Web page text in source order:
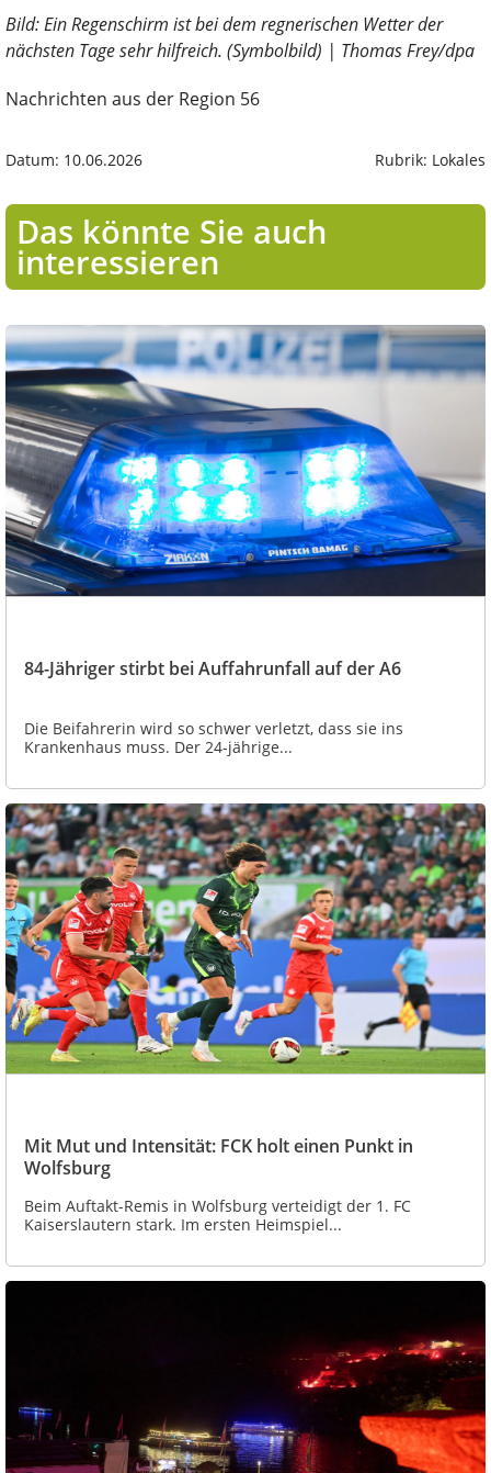
Bild: Ein Regenschirm ist bei dem regnerischen Wetter der
nächsten Tage sehr hilfreich. (Symbolbild) | Thomas Frey/dpa
Nachrichten aus der Region 56
Datum: 10.06.2026 Rubrik: Lokales
Das könnte Sie auch
interessieren
84-Jähriger stirbt bei Auffahrunfall auf der A6
Die Beifahrerin wird so schwer verletzt, dass sie ins
Krankenhaus muss. Der 24-jährige...
Mit Mut und Intensität: FCK holt einen Punkt in
Wolfsburg
Beim Auftakt-Remis in Wolfsburg verteidigt der 1. FC
Kaiserslautern stark. Im ersten Heimspiel...